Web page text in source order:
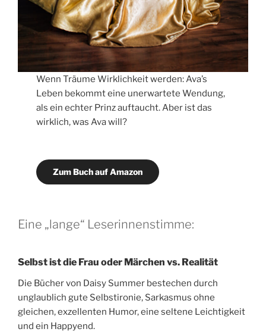
Wenn Träume Wirklichkeit werden: Ava’s
Leben bekommt eine unerwartete Wendung,
als ein echter Prinz auftaucht. Aber ist das
wirklich, was Ava will?
Zum Buch auf Amazon
Eine „lange“ Leserinnenstimme:
Selbst ist die Frau oder Märchen vs. Realität
Die Bücher von Daisy Summer bestechen durch
unglaublich gute Selbstironie, Sarkasmus ohne
gleichen, exzellenten Humor, eine seltene Leichtigkeit
und ein Happyend.